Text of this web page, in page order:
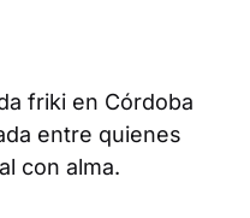
friki en Córdoba
entre quienes
con alma.